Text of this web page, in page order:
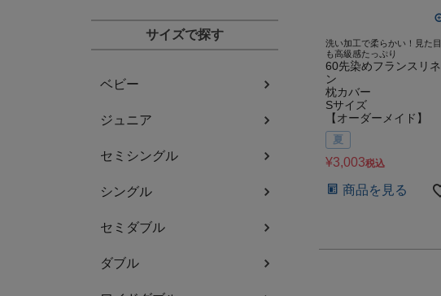
サイズで探す
ベビー
ジュニア
セミシングル
シングル
セミダブル
ダブル
洗い加工で柔らかい！見た目
も高級感たっぷり
60先染めフランスリネ
ン
枕カバー
Sサイズ
【オーダーメイド】
夏
¥3,003税込
商品を見る